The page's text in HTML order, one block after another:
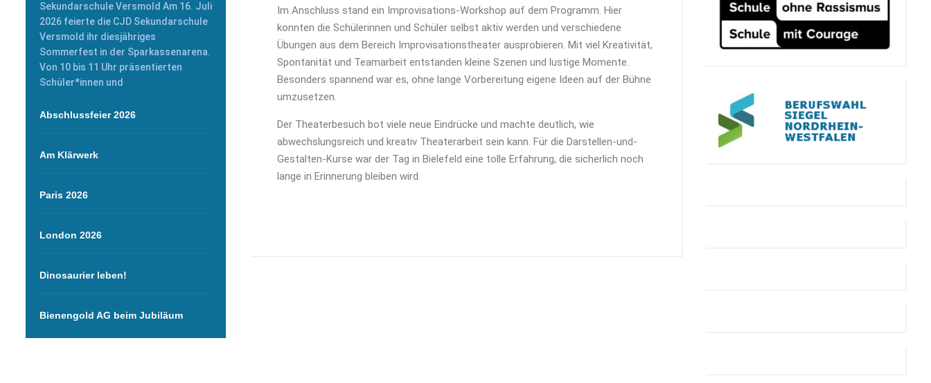
Sekundarschule Versmold Am 16. Juli
2026 feierte die CJD Sekundarschule
Versmold ihr diesjähriges
Sommerfest in der Sparkassenarena.
Von 10 bis 11 Uhr präsentierten
Schüler*innen und
Abschlussfeier 2026
Am Klärwerk
Paris 2026
London 2026
Dinosaurier leben!
Bienengold AG beim Jubiläum
Im Anschluss stand ein Improvisations-Workshop auf dem Programm. Hier
konnten die Schülerinnen und Schüler selbst aktiv werden und verschiedene
Übungen aus dem Bereich Improvisationstheater ausprobieren. Mit viel Kreativität,
Spontanität und Teamarbeit entstanden kleine Szenen und lustige Momente.
Besonders spannend war es, ohne lange Vorbereitung eigene Ideen auf der Bühne
umzusetzen.
Der Theaterbesuch bot viele neue Eindrücke und machte deutlich, wie
abwechslungsreich und kreativ Theaterarbeit sein kann. Für die Darstellen-und-
Gestalten-Kurse war der Tag in Bielefeld eine tolle Erfahrung, die sicherlich noch
lange in Erinnerung bleiben wird.